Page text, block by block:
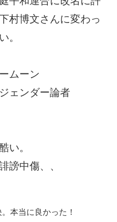
村博文さんに変わっ
。
ムーン
ェンダー論者
い。
謗中傷、、
本当に良かった！